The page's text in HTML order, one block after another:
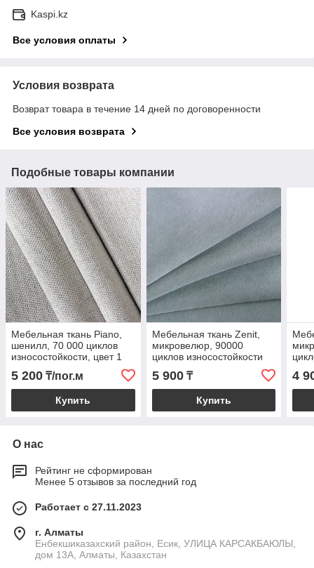
Kaspi.kz
Все условия оплаты
Условия возврата
Возврат товара в течение 14 дней по договоренности
Все условия возврата
Подобные товары компании
Мебельная ткань Piano,
шенилл, 70 000 циклов
износостойкости, цвет 1
5 200 ₸/пог.м
Купить
Мебельная ткань Zenit,
микровелюр, 90000
циклов износостойкости
5 900₸
Купить
4
О нас
Рейтинг не сформирован
Менее 5 отзывов за последний год
Работает с 27.11.2023
г. Алматы
Енбекшиказахский район, Есик, УЛИЦА КАРСАКБАЮЛЫ,
дом 13А, Алматы, Казахстан